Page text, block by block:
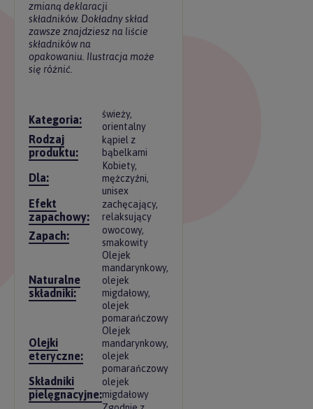
zmianą deklaracji
składników. Dokładny skład
zawsze znajdziesz na liście
składników na
opakowaniu. Ilustracja może
się różnić.
Kategoria:
świeży,
orientalny
Rodzaj
produktu:
kąpiel z
bąbelkami
Dla:
Kobiety,
mężczyźni,
unisex
Efekt
zapachowy:
zachęcający,
relaksujący
Zapach:
owocowy,
smakowity
Naturalne
składniki:
Olejek
mandarynkowy,
olejek
migdałowy,
olejek
pomarańczowy
Olejki
eteryczne:
Olejek
mandarynkowy,
olejek
pomarańczowy
Składniki
pielęgnacyjne:
olejek
migdałowy